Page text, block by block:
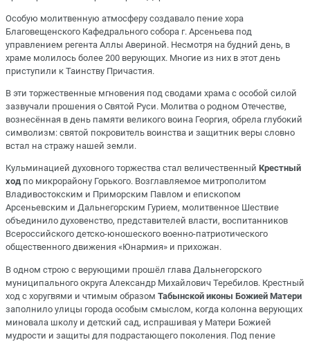
Особую молитвенную атмосферу создавало пение хора
Благовещенского Кафедрального собора г. Арсеньева под
управлением регента Аллы Авериной. Несмотря на будний день, в
храме молилось более 200 верующих. Многие из них в этот день
приступили к Таинству Причастия.
В эти торжественные мгновения под сводами храма с особой силой
зазвучали прошения о Святой Руси. Молитва о родном Отечестве,
вознесённая в день памяти великого воина Георгия, обрела глубокий
символизм: святой покровитель воинства и защитник веры словно
встал на стражу нашей земли.
Кульминацией духовного торжества стал величественный Крестный
ход по микрорайону Горького. Возглавляемое митрополитом
Владивостокским и Приморским Павлом и епископом
Арсеньевским и Дальнегорским Гурием, молитвенное Шествие
объединило духовенство, представителей власти, воспитанников
Всероссийского детско-юношеского военно-патриотического
общественного движения «Юнармия» и прихожан.
В одном строю с верующими прошёл глава Дальнегорского
муниципального округа Александр Михайлович Теребилов. Крестный
ход с хоругвями и чтимым образом Табынской иконы Божией Матери
заполнило улицы города особым смыслом, когда колонна верующих
миновала школу и детский сад, испрашивая у Матери Божией
мудрости и защиты для подрастающего поколения. Под пение